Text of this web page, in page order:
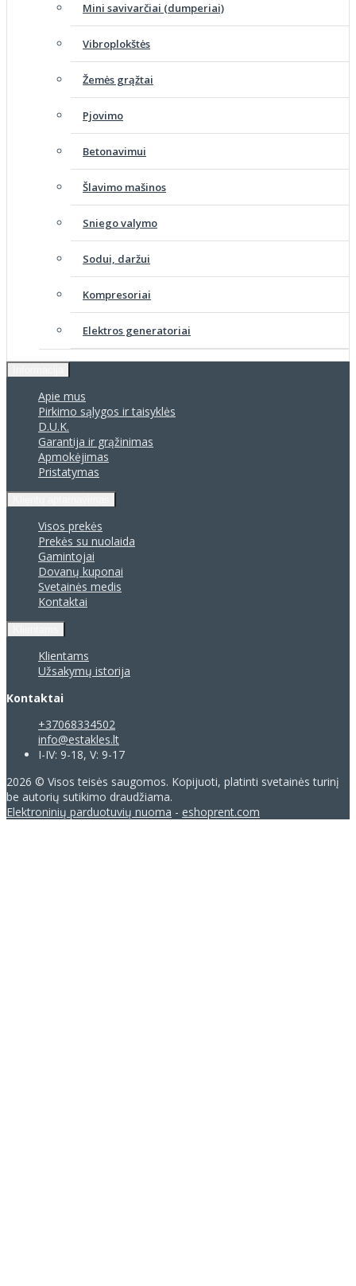
Mini savivarčiai (dumperiai)
Vibroplokštės
Žemės grąžtai
Pjovimo
Betonavimui
Šlavimo mašinos
Sniego valymo
Sodui, daržui
Kompresoriai
Elektros generatoriai
Apie mus
Pirkimo sąlygos ir taisyklės
D.U.K.
Garantija ir grąžinimas
Apmokėjimas
Pristatymas
Visos prekės
Prekės su nuolaida
Gamintojai
Dovanų kuponai
Svetainės medis
Kontaktai
Klientams
Užsakymų istorija
Kontaktai
+37068334502
info@estakles.lt
I-IV: 9-18, V: 9-17
2026 © Visos teisės saugomos. Kopijuoti, platinti svetainės turinį
be autorių sutikimo draudžiama.
Elektroninių parduotuvių nuoma - eshoprent.com